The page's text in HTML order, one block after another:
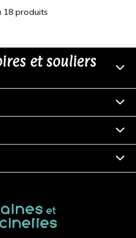
18 produits
et souliers